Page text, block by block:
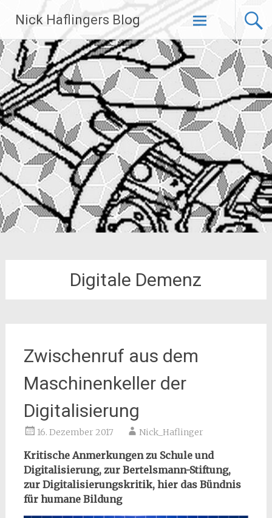
Inhalt
springen
Nick Haflingers Blog
Digitale Demenz
Zwischenruf aus dem
Maschinenkeller der
Digitalisierung
16. Dezember 2017 Nick_Haflinger
Kritische Anmerkungen zu Schule und
Digitalisierung, zur Bertelsmann-Stiftung,
zur Digitalisierungskritik, hier das Bündnis
für humane Bildung